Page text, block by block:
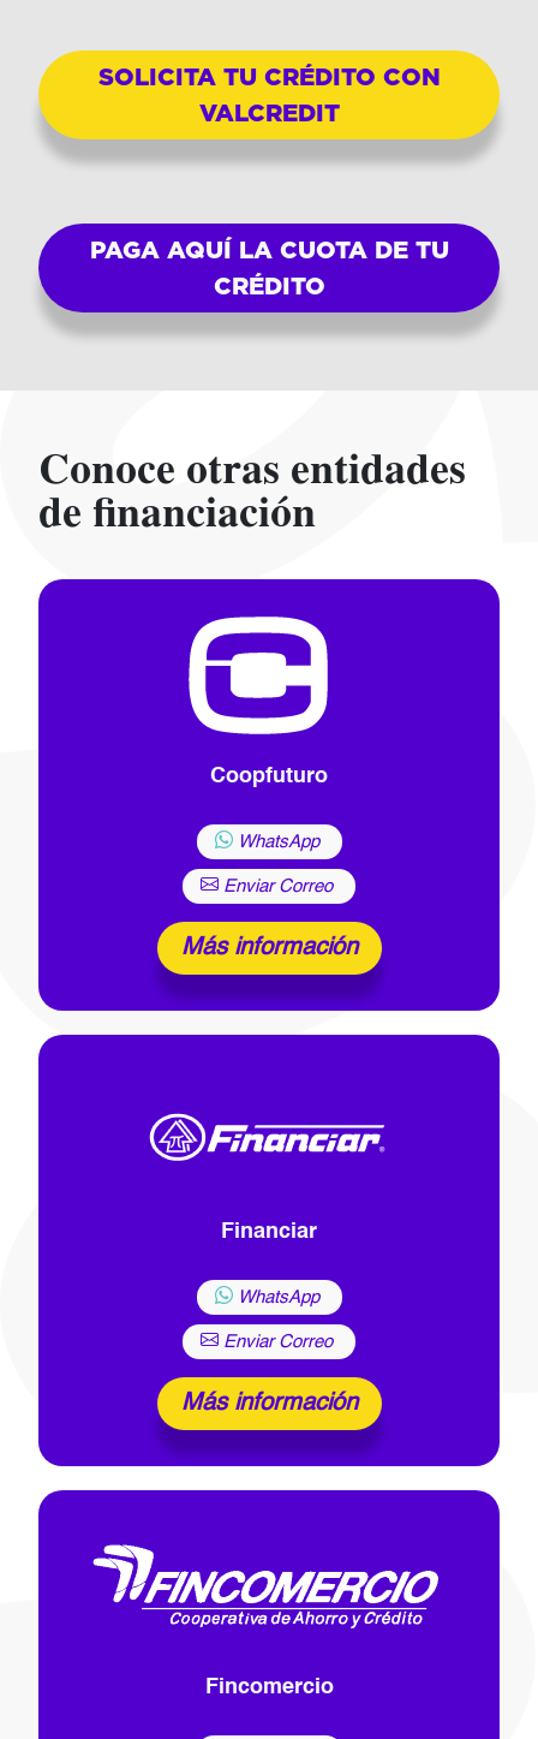
SOLICITA TU CRÉDITO CON
VALCREDIT
PAGA AQUÍ LA CUOTA DE TU
CRÉDITO
Conoce otras entidades
de financiación
Coopfuturo
WhatsApp
Enviar Correo
Más información
Financiar
WhatsApp
Enviar Correo
Más información
Fincomercio